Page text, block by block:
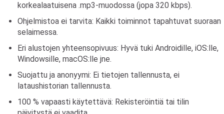
korkealaatuisena .mp3-muodossa (jopa 320 kbps).
Ohjelmistoa ei tarvita: Kaikki toiminnot tapahtuvat suoraan
selaimessa.
Eri alustojen yhteensopivuus: Hyvä tuki Androidille, iOS:lle,
Windowsille, macOS:lle jne.
Suojattu ja anonyymi: Ei tietojen tallennusta, ei
lataushistorian tallennusta.
100 % vapaasti käytettävä: Rekisteröintiä tai tilin